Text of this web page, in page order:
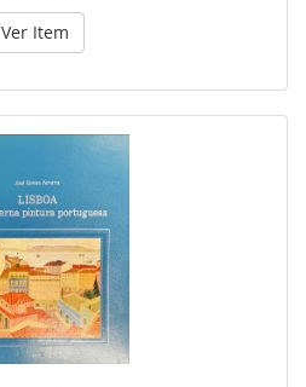
Ver Item